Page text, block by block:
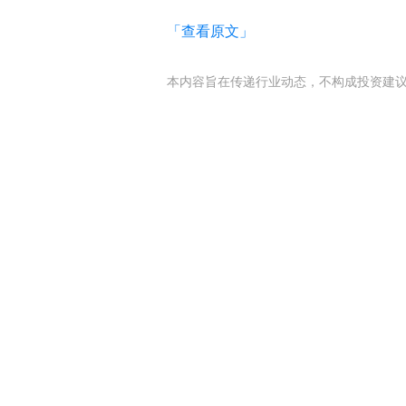
「查看原文」
本内容旨在传递行业动态，不构成投资建议